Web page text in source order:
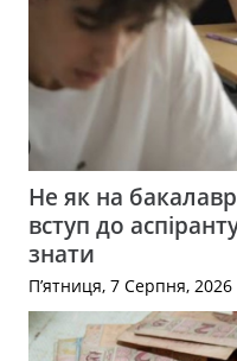
Не як на
вступ до
знати
П’ятниця, 7 Серпня, 2026